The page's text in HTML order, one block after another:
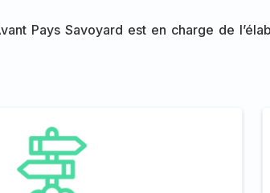
Pays Savoyard est en charge de